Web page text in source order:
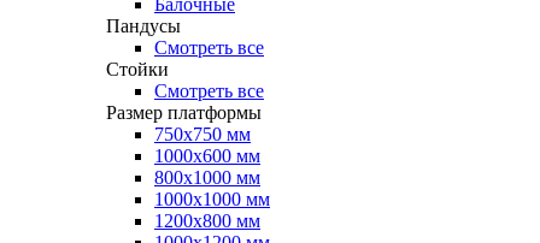
Балочные
Пандусы
Смотреть все
Стойки
Смотреть все
Размер платформы
750х750 мм
1000х600 мм
800х1000 мм
1000х1000 мм
1200х800 мм